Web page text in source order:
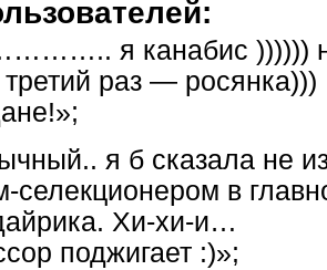
я канабис ))))))
третий раз —
я б сказала не
селекционером в
Хи-хи-и…
поджигает :)»;